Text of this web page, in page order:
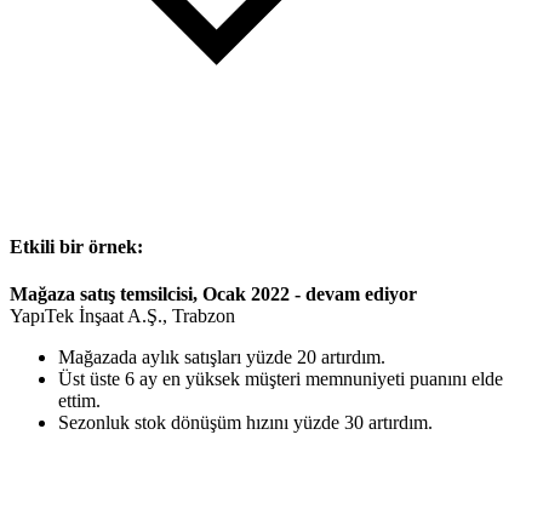
Etkili bir örnek:
Mağaza satış temsilcisi, Ocak 2022 - devam ediyor
YapıTek İnşaat A.Ş., Trabzon
Mağazada aylık satışları yüzde 20 artırdım.
Üst üste 6 ay en yüksek müşteri memnuniyeti puanını elde
ettim.
Sezonluk stok dönüşüm hızını yüzde 30 artırdım.